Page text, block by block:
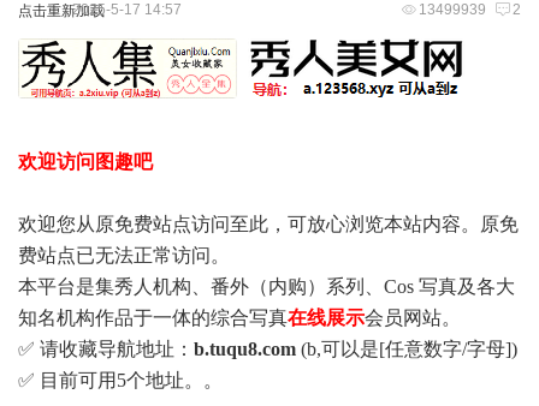
点击重新加载 13499939 2
2025-5-17 14:57
欢迎访问图趣吧
欢迎您从原免费站点访问至此，可放心浏览本站内容。原免
费站点已无法正常访问。
本平台是集秀人机构、番外（内购）系列、Cos 写真及各大
知名机构作品于一体的综合写真在线展示会员网站。
✅ 请收藏导航地址： b.tuqu8.com (b,可以是[任意数字/字母])
✅ 目前可用5个地址。。